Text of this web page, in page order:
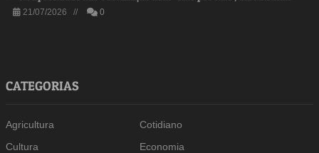
21/07/2026 // 0
CATEGORIAS
Agricultura
Cotidiano
Cultura
Economia